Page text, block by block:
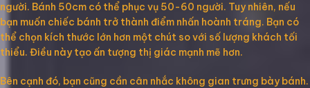
người. Bánh 50cm có thể phục vụ 50-60 người. Tuy nhiên, nếu
bạn muốn chiếc bánh trở thành điểm nhấn hoành tráng. Bạn có
thể chọn kích thước lớn hơn một chút so với số lượng khách tối
thiểu. Điều này tạo ấn tượng thị giác mạnh mẽ hơn.
Bên cạnh đó, bạn cũng cần cân nhắc không gian trưng bày bánh.